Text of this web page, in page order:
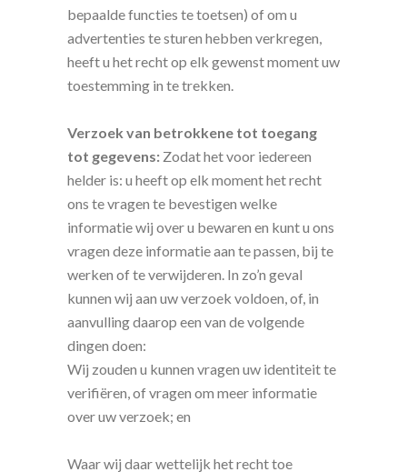
bepaalde functies te toetsen) of om u
advertenties te sturen hebben verkregen,
heeft u het recht op elk gewenst moment uw
toestemming in te trekken.
Verzoek van betrokkene tot toegang
tot gegevens: Zodat het voor iedereen
helder is: u heeft op elk moment het recht
ons te vragen te bevestigen welke
informatie wij over u bewaren en kunt u ons
vragen deze informatie aan te passen, bij te
werken of te verwijderen. In zo’n geval
kunnen wij aan uw verzoek voldoen, of, in
aanvulling daarop een van de volgende
dingen doen:
Wij zouden u kunnen vragen uw identiteit te
verifiëren, of vragen om meer informatie
over uw verzoek; en
Waar wij daar wettelijk het recht toe